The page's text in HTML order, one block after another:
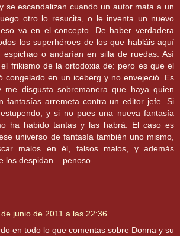
se escandalizan cuando un autor mata a un
otro lo resucita, o le inventa un nuevo
va en el concepto. De haber verdadera
los superhéroes de los que habláis aquí
espichao o andarían en silla de ruedas. Así
frikismo de la ortodoxia de: pero es que el
congelado en un iceberg y no envejeció. Es
me disgusta sobremanera que haya quien
fantasías arremeta contra un editor jefe. Si
y si no pues una nueva fantasía
ha habido tantas y las habrá. El caso es
universo de fantasía también uno mismo,
malos en él, falsos malos, y además
los despidan... penoso
junio de 2011 a las 22:36
en todo lo que comentas sobre Donna y su